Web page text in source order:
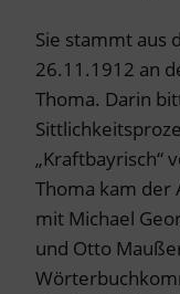
Sie stammt aus
26.11.1912 an
Thoma. Darin
„Kraftbayrisch“
Thoma kam der
mit Michael
und Otto